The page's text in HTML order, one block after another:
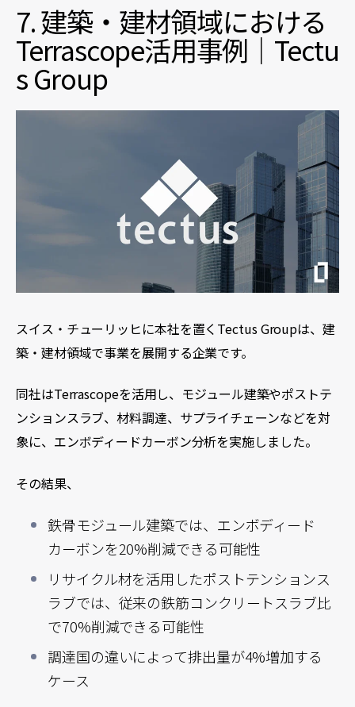
7. 建築・建材領域における
Terrascope活用事例｜Tectu
s Group
スイス・チューリッヒに本社を置くTectus Groupは、建
築・建材領域で事業を展開する企業です。
同社はTerrascopeを活用し、モジュール建築やポストテ
ンションスラブ、材料調達、サプライチェーンなどを対
象に、エンボディードカーボン分析を実施しました。
その結果、
鉄骨モジュール建築では、エンボディード
カーボンを20%削減できる可能性
リサイクル材を活用したポストテンションス
ラブでは、従来の鉄筋コンクリートスラブ比
で70%削減できる可能性
調達国の違いによって排出量が4%増加する
ケース